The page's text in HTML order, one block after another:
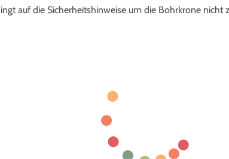
auf die Sicherheitshinweise um die Bohrkrone